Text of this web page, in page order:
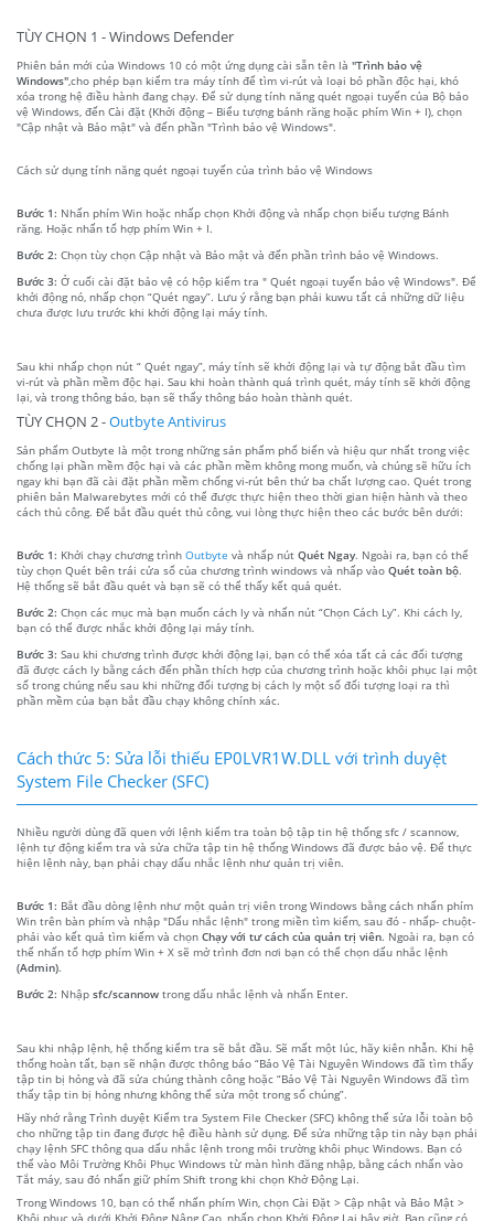
TÙY CHỌN 1 - Windows Defender
Phiên bản mới của Windows 10 có một ứng dụng cài sẵn tên là "Trình bảo vệ
Windows",cho phép bạn kiểm tra máy tính để tìm vi-rút và loại bỏ phần độc hại, khó
xóa trong hệ điều hành đang chạy. Để sử dụng tính năng quét ngoại tuyến của Bộ bảo
vệ Windows, đến Cài đặt (Khởi động – Biểu tượng bánh răng hoặc phím Win + I), chọn
"Cập nhật và Bảo mật" và đến phần "Trình bảo vệ Windows".
Cách sử dụng tính năng quét ngoại tuyến của trình bảo vệ Windows
Bước 1: Nhấn phím Win hoặc nhấp chọn Khởi động và nhấp chọn biểu tượng Bánh
răng. Hoặc nhấn tổ hợp phím Win + I.
Bước 2: Chọn tùy chọn Cập nhật và Bảo mật và đến phần trình bảo vệ Windows.
Bước 3: Ở cuối cài đặt bảo vệ có hộp kiểm tra " Quét ngoại tuyến bảo vệ Windows". Để
khởi động nó, nhấp chọn “Quét ngay”. Lưu ý rằng bạn phải kuwu tất cả những dữ liệu
chưa được lưu trước khi khởi động lại máy tính.
Sau khi nhấp chọn nút “ Quét ngay”, máy tính sẽ khởi động lại và tự động bắt đầu tìm
vi-rút và phần mềm độc hại. Sau khi hoàn thành quá trình quét, máy tính sẽ khởi động
lại, và trong thông báo, bạn sẽ thấy thông báo hoàn thành quét.
TÙY CHỌN 2 -Outbyte Antivirus
Sản phẩm Outbyte là một trong những sản phẩm phổ biến và hiệu qur nhất trong việc
chống lại phần mềm độc hại và các phần mềm không mong muốn, và chúng sẽ hữu ích
ngay khi bạn đã cài đặt phần mềm chống vi-rút bên thứ ba chất lượng cao. Quét trong
phiên bản Malwarebytes mới có thể được thực hiện theo thời gian hiện hành và theo
cách thủ công. Để bắt đầu quét thủ công, vui lòng thực hiện theo các bước bên dưới:
Bước 1: Khởi chạy chương trình Outbyte và nhấp nút Quét Ngay. Ngoài ra, bạn có thể
tùy chọn Quét bên trái cửa sổ của chương trình windows và nhấp vào Quét toàn bộ.
Hệ thống sẽ bắt đầu quét và bạn sẽ có thể thấy kết quả quét.
Bước 2: Chọn các mục mà bạn muốn cách ly và nhấn nút “Chọn Cách Ly”. Khi cách ly,
bạn có thể được nhắc khởi động lại máy tính.
Bước 3: Sau khi chương trình được khởi động lại, bạn có thể xóa tất cả các đối tượng
đã được cách ly bằng cách đến phần thích hợp của chương trình hoặc khôi phục lại một
số trong chúng nếu sau khi những đối tượng bị cách ly một số đối tượng loại ra thì
phần mềm của bạn bắt đầu chạy không chính xác.
Cách thức 5: Sửa lỗi thiếu EP0LVR1W.DLL với trình duyệt
System File Checker (SFC)
Nhiều người dùng đã quen với lệnh kiểm tra toàn bộ tập tin hệ thống sfc / scannow,
lệnh tự động kiểm tra và sửa chữa tập tin hệ thống Windows đã được bảo vệ. Để thực
hiện lệnh này, bạn phải chạy dấu nhắc lệnh như quản trị viên.
Bước 1: Bắt đầu dòng lệnh như một quản trị viên trong Windows bằng cách nhấn phím
Win trên bàn phím và nhập "Dấu nhắc lệnh" trong miền tìm kiếm, sau đó - nhấp- chuột-
phải vào kết quả tìm kiếm và chọn Chạy với tư cách của quản trị viên. Ngoài ra, bạn có
thể nhấn tổ hợp phím Win + X sẽ mở trình đơn nơi bạn có thể chọn dấu nhắc lệnh
(Admin).
Bước 2: Nhập sfc/scannow trong dấu nhắc lệnh và nhấn Enter.
Sau khi nhập lệnh, hệ thống kiểm tra sẽ bắt đầu. Sẽ mất một lúc, hãy kiên nhẫn. Khi hệ
thống hoàn tất, bạn sẽ nhận được thông báo “Bảo Vệ Tài Nguyên Windows đã tìm thấy
tập tin bị hỏng và đã sửa chúng thành công hoặc “Bảo Vệ Tài Nguyên Windows đã tìm
thấy tập tin bị hỏng nhưng không thể sửa một trong số chúng”.
Hãy nhớ rằng Trình duyệt Kiểm tra System File Checker (SFC) không thể sửa lỗi toàn bộ
cho những tập tin đang được hệ điều hành sử dụng. Để sửa những tập tin này bạn phải
chạy lệnh SFC thông qua dấu nhắc lệnh trong môi trường khôi phục Windows. Bạn có
thể vào Môi Trường Khôi Phục Windows từ màn hình đăng nhập, bằng cách nhấn vào
Tắt máy, sau đó nhấn giữ phím Shift trong khi chọn Khở Động Lại.
Trong Windows 10, bạn có thể nhấn phím Win, chọn Cài Đặt > Cập nhật và Bảo Mật >
Khôi phục và dưới Khởi Động Nâng Cao, nhấp chọn Khởi Động Lại bây giờ. Bạn cũng có